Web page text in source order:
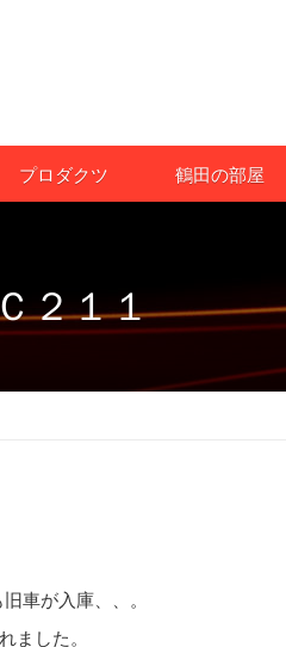
プロダクツ 鶴田の部屋
２１１
車が入庫、、。
ました。